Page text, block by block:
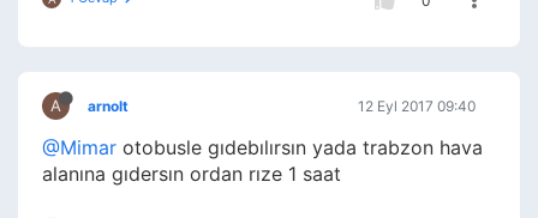
A arnolt 12 Eyl 2017 09:40
@Mimar otobusle gıdebılırsın yada trabzon hava
alanına gıdersın ordan rıze 1 saat